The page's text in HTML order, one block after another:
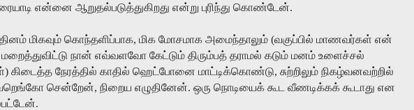
என்னை ஆறுதல்படுத்துகிறது என்று புரிந்து கொண்டேன்.
தினம் மிகவும் கொந்தளிப்பாக, மிக மோசமாக அமைந்தாலும் (வகுப்பில் மாணவர்கள் என்
மறைத்துவிட்டு நான் எவ்வளவோ கேட்டும் திரும்பத் தராமல் கடும் மனம் உளைச்சல்
) கிடைத்த நேரத்தில் காதில் ஹெட்போனை மாட்டிக்கொண்டு, சுற்றிலும் நிகழ்வனவற்றில்
சென்றேன், நிறைய எழுதினேன். ஒரு நொடியைக் கூட வீணடிக்கக் கூடாது என
.